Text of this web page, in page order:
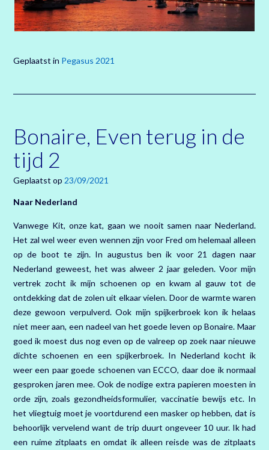
Geplaatst in Pegasus 2021
Bonaire, Even terug in de
tijd 2
Geplaatst op 23/09/2021
Naar Nederland
Vanwege Kit, onze kat, gaan we nooit samen naar Nederland.
Het zal wel weer even wennen zijn voor Fred om helemaal alleen
op de boot te zijn. In augustus ben ik voor 21 dagen naar
Nederland geweest, het was alweer 2 jaar geleden. Voor mijn
vertrek zocht ik mijn schoenen op en kwam al gauw tot de
ontdekking dat de zolen uit elkaar vielen. Door de warmte waren
deze gewoon verpulverd. Ook mijn spijkerbroek kon ik helaas
niet meer aan, een nadeel van het goede leven op Bonaire. Maar
goed ik moest dus nog even op de valreep op zoek naar nieuwe
dichte schoenen en een spijkerbroek. In Nederland kocht ik
weer een paar goede schoenen van ECCO, daar doe ik normaal
gesproken jaren mee. Ook de nodige extra papieren moesten in
orde zijn, zoals gezondheidsformulier, vaccinatie bewijs etc. In
het vliegtuig moet je voortdurend een masker op hebben, dat is
behoorlijk vervelend want de trip duurt ongeveer 10 uur. Ik had
een ruime zitplaats en omdat ik alleen reisde was de zitplaats